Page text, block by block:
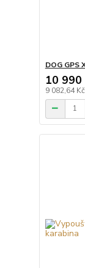
DOG GPS
10 990
9 082,64 Kč